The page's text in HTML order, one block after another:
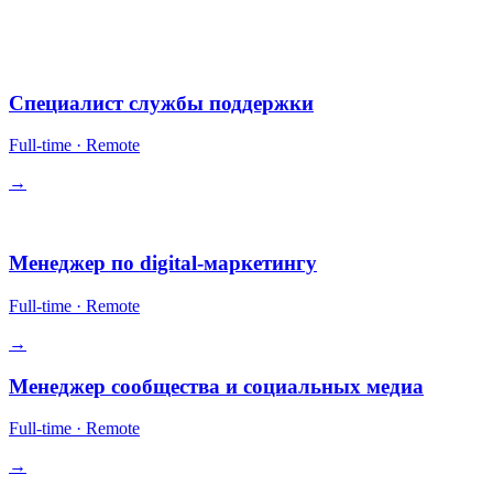
Специалист службы поддержки
Full-time · Remote
→
Менеджер по digital-маркетингу
Full-time · Remote
→
Менеджер сообщества и социальных медиа
Full-time · Remote
→